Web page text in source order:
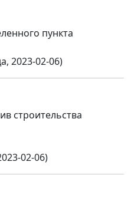
пункта
2023-02-06)
строительства
02-06)